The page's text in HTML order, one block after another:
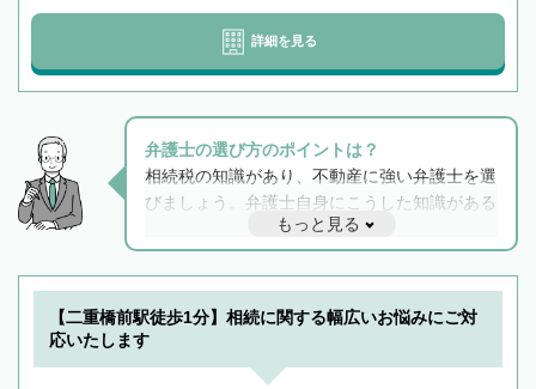
詳細を見る
弁護士の選び方のポイントは？
相続税の知識があり、不動産に強い弁護士を選
びましょう。弁護士自身にこうした知識がある
と他士業との連携もスムーズに進み、トラブル
解決のみならず相続をトータルで任せることが
できます。また、相続は感情がからむ分野なの
でフィーリングも重要です。実際に電話や面談
で複数の弁護士と会話をしてウマが合う方に依
もっと見る
【二重橋前駅徒歩1分】相続に関する幅広いお悩みにご対
応いたします